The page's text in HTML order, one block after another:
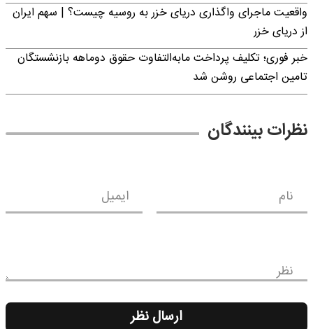
واقعیت ماجرای واگذاری دریای خزر به روسیه چیست؟ | سهم ایران
از دریای خزر
خبر فوری؛ تکلیف پرداخت مابه‌التفاوت حقوق دوماهه بازنشستگان
تامین اجتماعی روشن شد
نظرات بینندگان
نام ایمیل
نظر
ارسال نظر